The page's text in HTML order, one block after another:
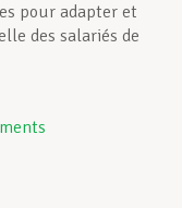
pour adapter et
des salariés de